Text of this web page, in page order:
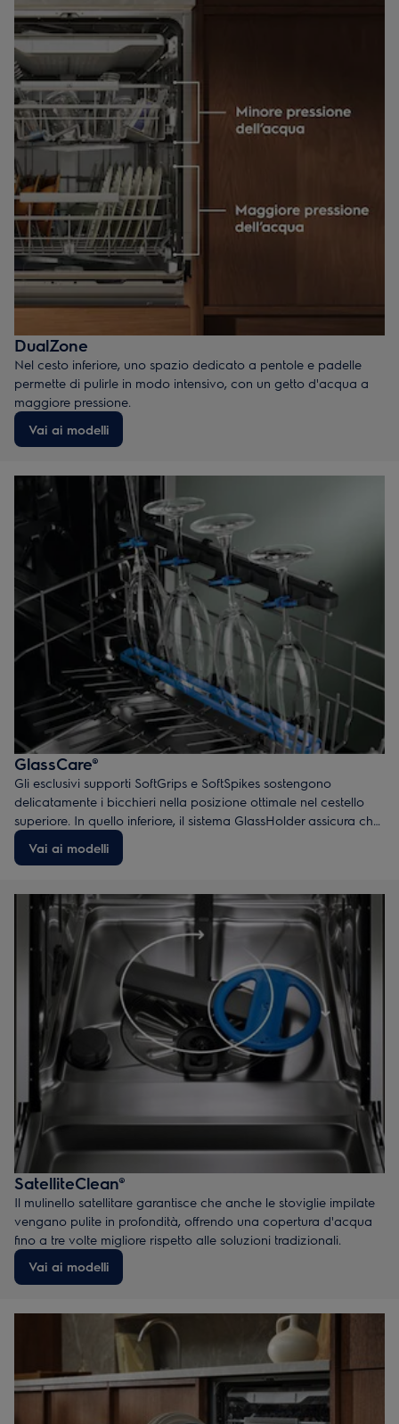
DualZone
Nel cesto inferiore, uno spazio dedicato a pentole e padelle
permette di pulirle in modo intensivo, con un getto d'acqua a
maggiore pressione.
Vai ai modelli
GlassCare®
Gli esclusivi supporti SoftGrips e SoftSpikes sostengono
delicatamente i bicchieri nella posizione ottimale nel cestello
superiore. In quello inferiore, il sistema GlassHolder assicura che
anche i bicchieri a stelo alto siano protetti.
Vai ai modelli
SatelliteClean®
Il mulinello satellitare garantisce che anche le stoviglie impilate
vengano pulite in profondità, offrendo una copertura d'acqua
fino a tre volte migliore rispetto alle soluzioni tradizionali.
Vai ai modelli